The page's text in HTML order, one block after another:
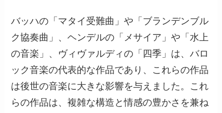
バッハの「マタイ受難曲」や「ブランデンブル
ク協奏曲」、ヘンデルの「メサイア」や「水上
の音楽」、ヴィヴァルディの「四季」は、バロ
ック音楽の代表的な作品であり、これらの作品
は後世の音楽に大きな影響を与えました。これ
らの作品は、複雑な構造と情感の豊かさを兼ね